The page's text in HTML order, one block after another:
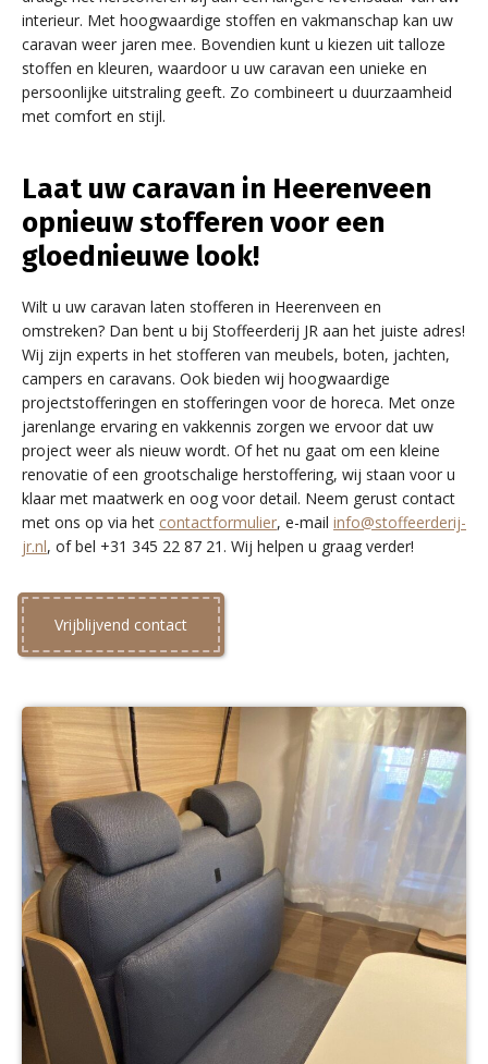
interieur. Met hoogwaardige stoffen en vakmanschap kan uw
caravan weer jaren mee. Bovendien kunt u kiezen uit talloze
stoffen en kleuren, waardoor u uw caravan een unieke en
persoonlijke uitstraling geeft. Zo combineert u duurzaamheid
met comfort en stijl.
Laat uw caravan in Heerenveen
opnieuw stofferen voor een
gloednieuwe look!
Wilt u uw caravan laten stofferen in Heerenveen en
omstreken? Dan bent u bij Stoffeerderij JR aan het juiste adres!
Wij zijn experts in het stofferen van meubels, boten, jachten,
campers en caravans. Ook bieden wij hoogwaardige
projectstofferingen en stofferingen voor de horeca. Met onze
jarenlange ervaring en vakkennis zorgen we ervoor dat uw
project weer als nieuw wordt. Of het nu gaat om een kleine
renovatie of een grootschalige herstoffering, wij staan voor u
klaar met maatwerk en oog voor detail. Neem gerust contact
met ons op via het contactformulier, e-mail info@stoffeerderij-
jr.nl, of bel +31 345 22 87 21. Wij helpen u graag verder!
Vrijblijvend contact